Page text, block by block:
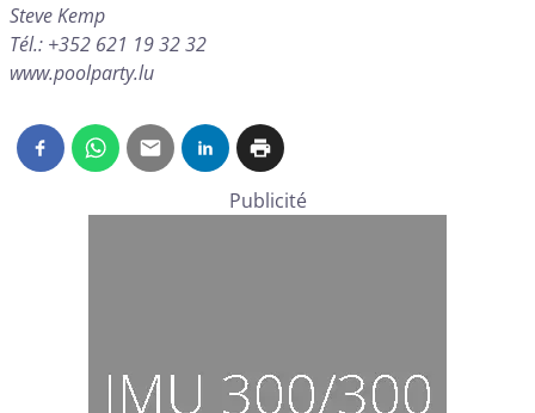
Steve Kemp
Tél.: +352 621 19 32 32
www.poolparty.lu
Publicité